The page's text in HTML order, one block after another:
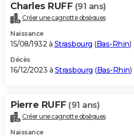
Charles RUFF (91 ans)
Créer une cagnotte obsèques
Naissance
15/08/1932 à Strasbourg (Bas-Rhin)
Décès
16/12/2023 à Strasbourg (Bas-Rhin)
Pierre RUFF (91 ans)
Créer une cagnotte obsèques
Naissance